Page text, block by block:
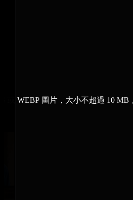
或 WEBP 圖片，大小不超過 10 MB